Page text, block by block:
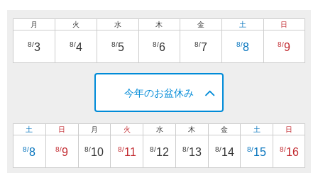
月
8/3
火
8/4
水
8/5
木
8/6
金
8/7
土
8/8
日
8/9
今年のお盆休み
土
8/8
日
8/9
月
8/10
火
8/11
水
8/12
木
8/13
金
8/14
土
8/15
日
8/16